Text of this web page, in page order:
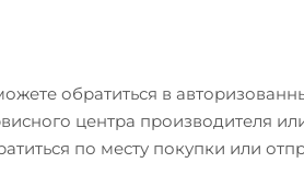
обратиться в
центра производителя
по месту покупки или